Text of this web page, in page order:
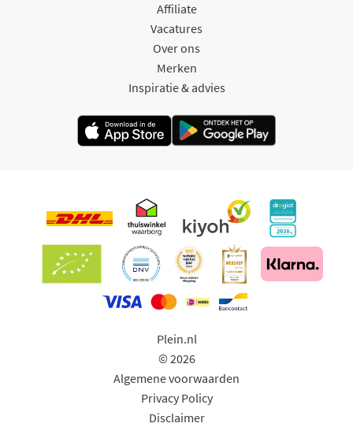
Affiliate
Vacatures
Over ons
Merken
Inspiratie & advies
Plein.nl
© 2026
Algemene voorwaarden
Privacy Policy
Disclaimer